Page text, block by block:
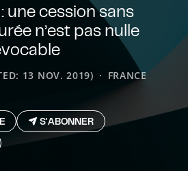
une cession sans
n’est pas nulle
13 NOV. 2019)
FRANCE
S'ABONNER